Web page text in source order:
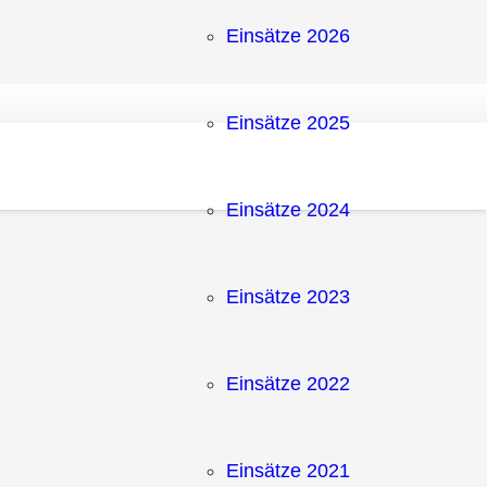
Einsätze 2026
Einsätze 2025
Einsätze 2024
Einsätze 2023
Einsätze 2022
Einsätze 2021